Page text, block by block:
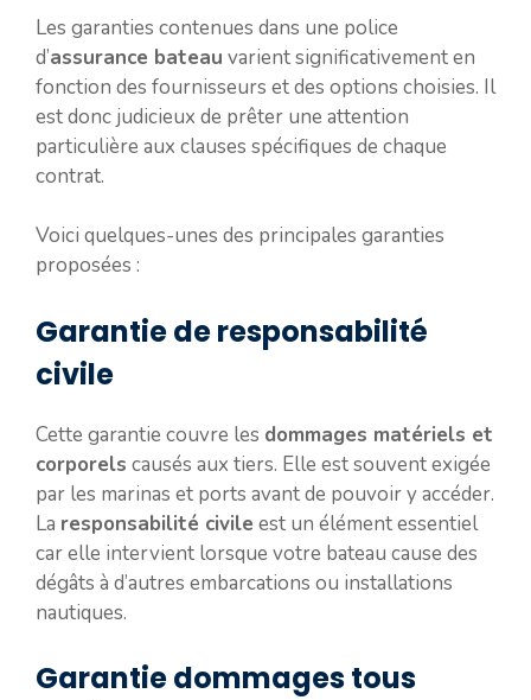
Les garanties contenues dans une police
d’assurance bateau varient significativement en
fonction des fournisseurs et des options choisies. Il
est donc judicieux de prêter une attention
particulière aux clauses spécifiques de chaque
contrat.
Voici quelques-unes des principales garanties
proposées :
Garantie de responsabilité
civile
Cette garantie couvre les dommages matériels et
corporels causés aux tiers. Elle est souvent exigée
par les marinas et ports avant de pouvoir y accéder.
La responsabilité civile est un élément essentiel
car elle intervient lorsque votre bateau cause des
dégâts à d’autres embarcations ou installations
nautiques.
Garantie dommages tous